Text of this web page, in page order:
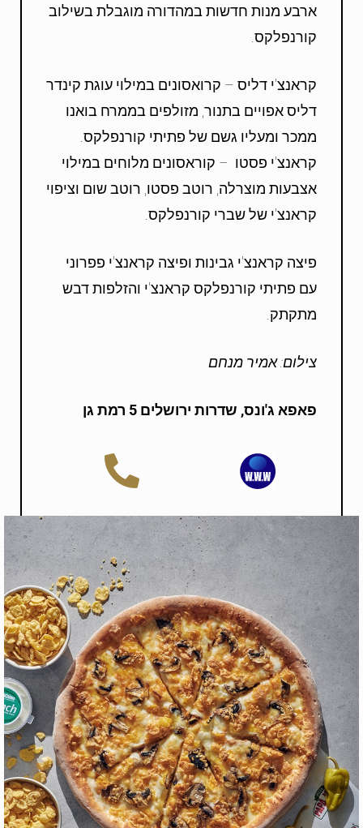
ארבע מנות חדשות במהדורה מוגבלת בשילוב
קורנפלקס.
קראנצ'י דליס – קרואסונים במילוי עוגת קינדר
דליס אפויים בתנור, מזולפים בממרח בואנו
ממכר ומעליו גשם של פתיתי קורנפלקס.
קראנצ'י פסטו – קוראסונים מלוחים במילוי
אצבעות מוצרלה, רוטב פסטו, רוטב שום וציפוי
קראנצ'י של שברי קורנפלקס.
פיצה קראנצ'י גבינות ופיצה קראנצ'י פפרוני
עם פתיתי קורנפלקס קראנצ'י והזלפות דבש
מתקתק.
צילום: אמיר מנחם
פאפא ג'ונס, שדרות ירושלים 5 רמת גן